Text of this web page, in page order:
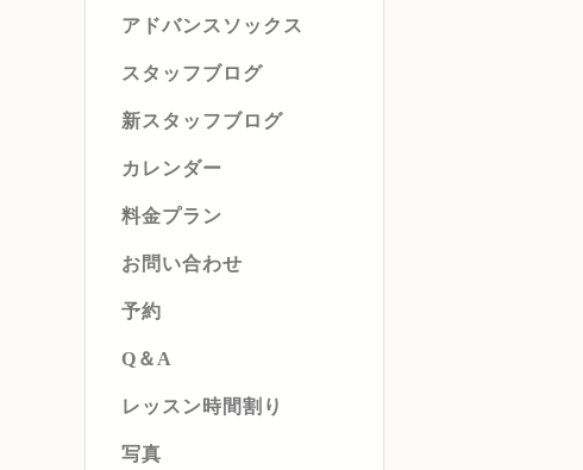
アドバンスソックス
スタッフブログ
新スタッフブログ
カレンダー
料金プラン
お問い合わせ
予約
Q＆A
レッスン時間割り
写真